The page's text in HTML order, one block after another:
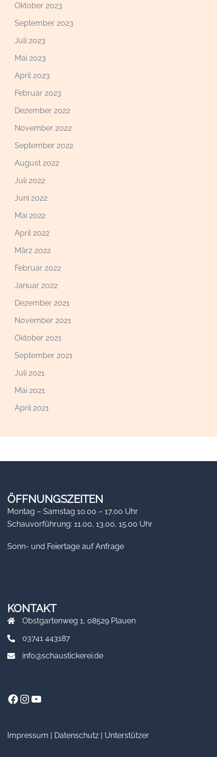
Oktober 2023
September 2023
Juli 2023
Mai 2023
April 2023
Februar 2023
Dezember 2022
November 2022
September 2022
August 2022
Juli 2022
Juni 2022
Mai 2022
April 2022
März 2022
Februar 2022
Januar 2022
Dezember 2021
November 2021
Oktober 2021
September 2021
Juli 2021
Mai 2021
April 2021
ÖFFNUNGSZEITEN
Montag – Samstag 10.00 – 17.00 Uhr
Schauvorführung: 11.00, 13.00, 15.00 Uhr
Sonn- und Feiertage auf Anfrage
KONTAKT
Obstgartenweg 1, 08529 Plauen
03741 443187
info@schaustickerei.de
Facebook
Instagram
YouTube
Impressum | Datenschutz | Unterstützer